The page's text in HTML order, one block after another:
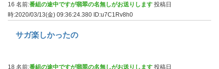
16 名前:番組の途中ですが翡翠の名無しがお送りします 投稿日
時:2020/03/13(金) 09:36:24.380 ID:u7C1Rv8h0
サガ楽しかったの
18 名前:番組の途中ですが翡翠の名無しがお送りします 投稿日